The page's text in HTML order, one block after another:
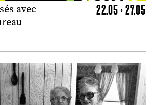
avec
22.05 > 27.05